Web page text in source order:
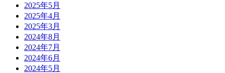
2025年5月
2025年4月
2025年3月
2024年8月
2024年7月
2024年6月
2024年5月